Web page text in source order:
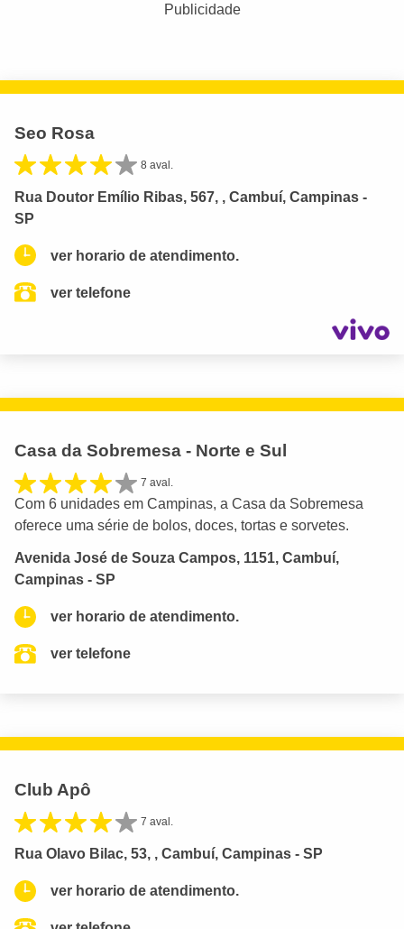
Publicidade
Seo Rosa
8 aval.
Rua Doutor Emílio Ribas, 567, , Cambuí, Campinas -
SP
ver horario de atendimento.
ver telefone
Casa da Sobremesa - Norte e Sul
7 aval.
Com 6 unidades em Campinas, a Casa da Sobremesa
oferece uma série de bolos, doces, tortas e sorvetes.
Avenida José de Souza Campos, 1151, Cambuí,
Campinas - SP
ver horario de atendimento.
ver telefone
Club Apô
7 aval.
Rua Olavo Bilac, 53, , Cambuí, Campinas - SP
ver horario de atendimento.